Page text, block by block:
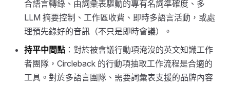
合語言轉錄、由詞彙表驅動的專有名詞準確度、多
LLM 摘要控制、工作區收費、即時多語言活動，或處
理預先錄好的音訊（不只是即時會議）。
持平中間點 ：對於被會議行動項淹沒的英文知識工作
者團隊，Circleback 的行動項抽取工作流程是合適的
工具。對於多語言團隊、需要詞彙表支援的品牌內容